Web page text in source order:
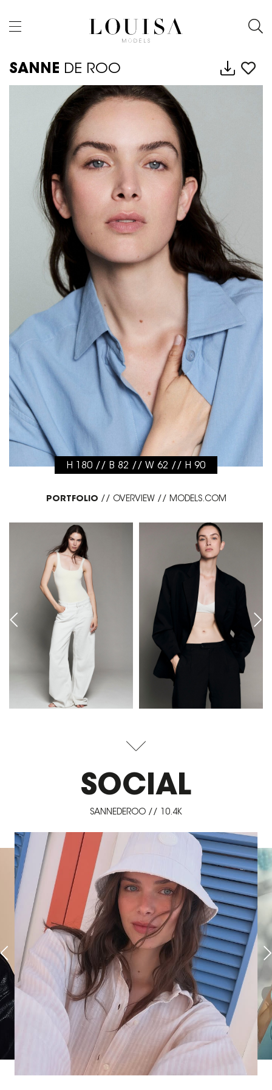
SANNE DE ROO
H 180 // B 82 // W 62 // H 90
PORTFOLIO // OVERVIEW// MODELS.COM
SOCIAL
SANNEDEROO // 10.4K